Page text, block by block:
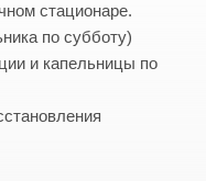
стационаре.
по субботу)
и капельницы по